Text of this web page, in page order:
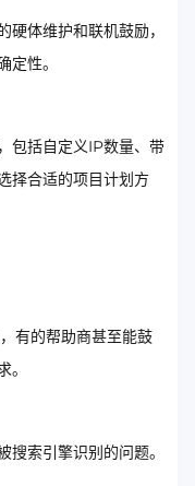
体维护和联机鼓励，
性。
包括自定义IP数量、带
择合适的项目计划方
有的帮助商甚至能鼓
索引擎识别的问题。